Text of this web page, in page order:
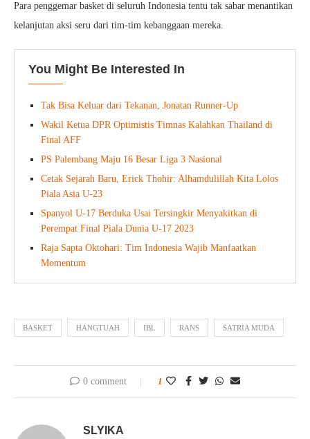
Para penggemar basket di seluruh Indonesia tentu tak sabar menantikan
kelanjutan aksi seru dari tim-tim kebanggaan mereka.
You Might Be Interested In
Tak Bisa Keluar dari Tekanan, Jonatan Runner-Up
Wakil Ketua DPR Optimistis Timnas Kalahkan Thailand di
Final AFF
PS Palembang Maju 16 Besar Liga 3 Nasional
Cetak Sejarah Baru, Erick Thohir: Alhamdulillah Kita Lolos
Piala Asia U-23
Spanyol U-17 Berduka Usai Tersingkir Menyakitkan di
Perempat Final Piala Dunia U-17 2023
Raja Sapta Oktohari: Tim Indonesia Wajib Manfaatkan
Momentum
BASKET HANGTUAH IBL RANS SATRIA MUDA
0 comment 1
SLYIKA